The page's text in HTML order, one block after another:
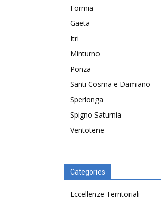
Formia
Gaeta
Itri
Minturno
Ponza
Santi Cosma e Damiano
Sperlonga
Spigno Saturnia
Ventotene
Categories
Eccellenze Territoriali